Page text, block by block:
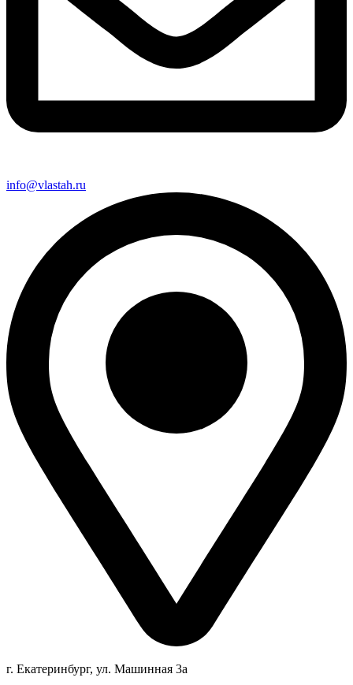
info@vlastah.ru
г. Екатеринбург, ул. Машинная 3а